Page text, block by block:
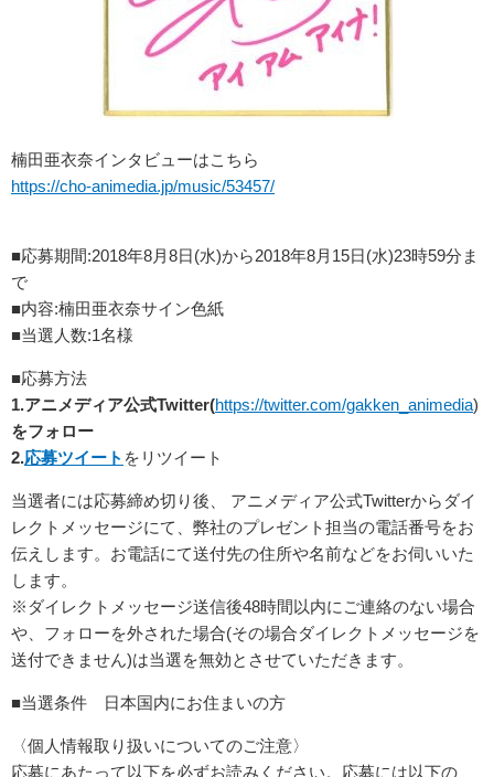
楠田亜衣奈インタビューはこちら
https://cho-animedia.jp/music/53457/
■応募期間:2018年8月8日(水)から2018年8月15日(水)23時59分ま
で
■内容:楠田亜衣奈サイン色紙
■当選人数:1名様
■応募方法
1.アニメディア公式Twitter(https://twitter.com/gakken_animedia)
をフォロー
2.応募ツイート をリツイート
当選者には応募締め切り後、 アニメディア公式Twitterからダイ
レクトメッセージにて、弊社のプレゼント担当の電話番号をお
伝えします。お電話にて送付先の住所や名前などをお伺いいた
します。
※ダイレクトメッセージ送信後48時間以内にご連絡のない場合
や、フォローを外された場合(その場合ダイレクトメッセージを
送付できません)は当選を無効とさせていただきます。
■当選条件 日本国内にお住まいの方
〈個人情報取り扱いについてのご注意〉
応募にあたって以下を必ずお読みください。応募には以下の